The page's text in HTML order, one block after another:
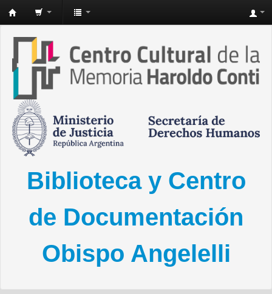
Biblioteca
del
Conti
Biblioteca y Centro
de Documentación
Obispo Angelelli